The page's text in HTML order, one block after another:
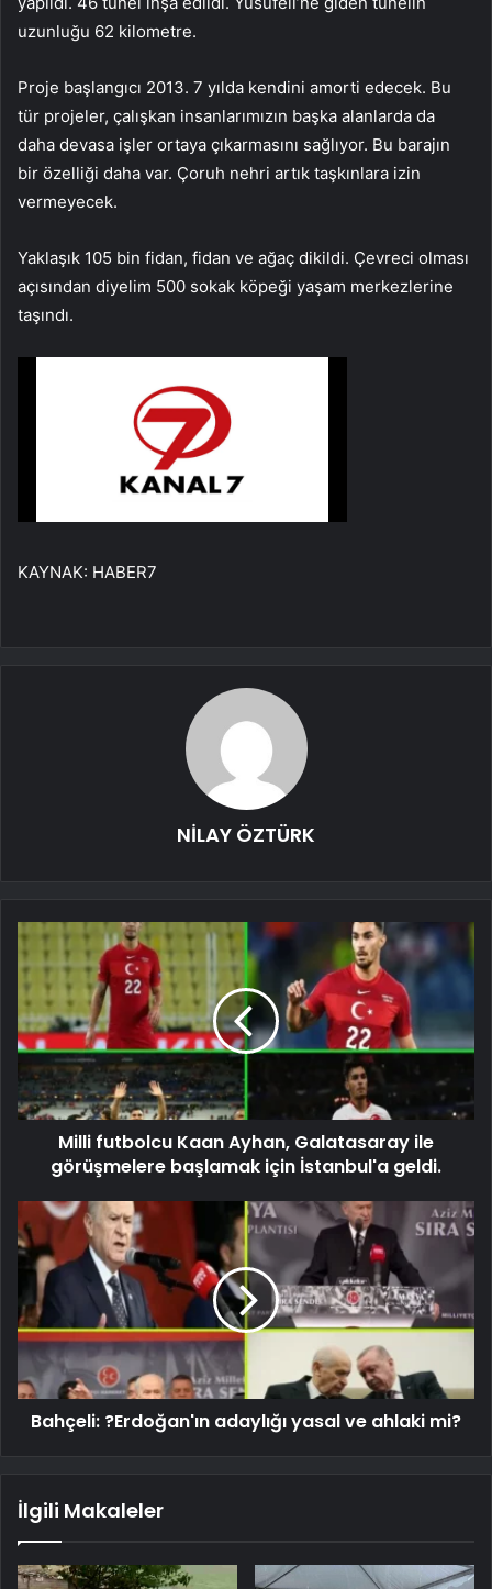
uzunluğu 62 kilometre.
Proje başlangıcı 2013. 7 yılda kendini amorti edecek. Bu
tür projeler, çalışkan insanlarımızın başka alanlarda da
daha devasa işler ortaya çıkarmasını sağlıyor. Bu barajın
bir özelliği daha var. Çoruh nehri artık taşkınlara izin
vermeyecek.
Yaklaşık 105 bin fidan, fidan ve ağaç dikildi. Çevreci olması
açısından diyelim 500 sokak köpeği yaşam merkezlerine
taşındı.
KAYNAK: HABER7
NİLAY ÖZTÜRK
Milli futbolcu Kaan Ayhan, Galatasaray ile
görüşmelere başlamak için İstanbul'a geldi.
Bahçeli: ?Erdoğan'ın adaylığı yasal ve ahlaki mi?
İlgili Makaleler